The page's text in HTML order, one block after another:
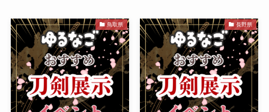
鳥取県 長野県